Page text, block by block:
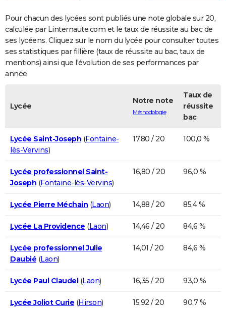
S'inscrire
Se connecter
Lycées
Collèges
Primaires
Universités
Entreprises
Service militaire
Avis de recherche
AVIS DE DÉCÈS
FORUM
Bricolage
Lifestyle
Culture
Sport
Auto
Television
Voyage
Cinema
Pour chacun des lycées sont publiés une note globale sur 20,
calculée par Linternaute.com et le taux de réussite au bac de
ses lycéens. Cliquez sur le nom du lycée pour consulter toutes
ses statistiques par fillière (taux de réussite au bac, taux de
mentions) ainsi que l'évolution de ses performances par
année.
Lycée
Notre note
Méthodologie
Taux de
réussite
bac
Lycée Saint-Joseph (Fontaine-
lès-Vervins)
17,80 / 20 100,0 %
Lycée professionnel Saint-
Joseph (Fontaine-lès-Vervins)
16,80 / 20 96,0 %
Lycée Pierre Méchain (Laon) 14,88 / 20 85,4 %
Lycée La Providence (Laon) 14,46 / 20 84,6 %
Lycée professionnel Julie
Daubié (Laon)
14,01 / 20 84,6 %
Lycée Paul Claudel(Laon) 16,35 / 20 93,0 %
Lycée Joliot Curie (Hirson) 15,92 / 20 90,7 %